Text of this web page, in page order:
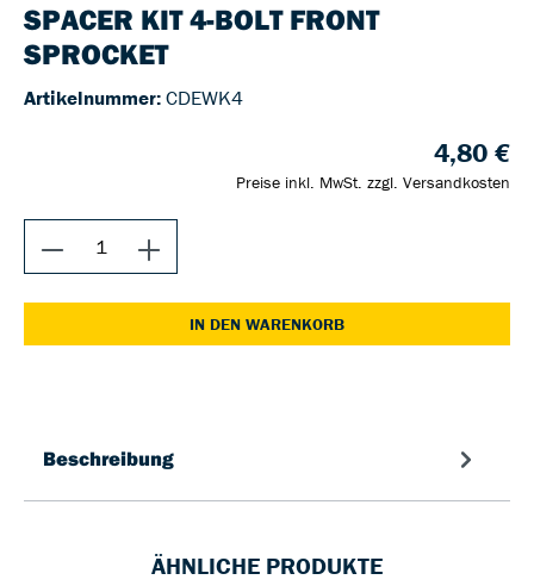
SPACER KIT 4-BOLT FRONT
SPROCKET
Artikelnummer:CDEWK4
4,80 €
Preise inkl. MwSt. zzgl. Versandkosten
IN DEN WARENKORB
Beschreibung
ÄHNLICHE PRODUKTE